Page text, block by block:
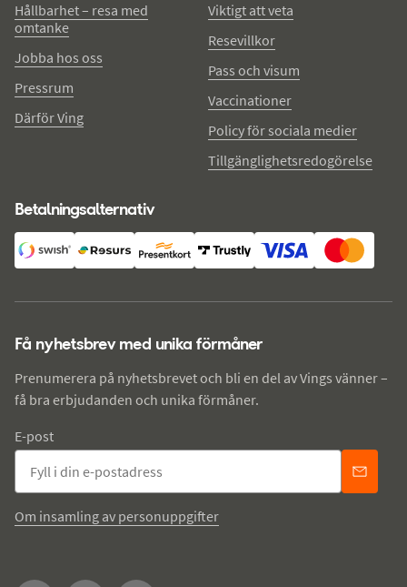
Hållbarhet – resa med
omtanke
Jobba hos oss
Pressrum
Därför Ving
Viktigt att veta
Resevillkor
Pass och visum
Vaccinationer
Policy för sociala medier
Tillgänglighetsredogörelse
Betalningsalternativ
Få nyhetsbrev med unika förmåner
Prenumerera på nyhetsbrevet och bli en del av Vings vänner –
få bra erbjudanden och unika förmåner.
E-post
Om insamling av personuppgifter